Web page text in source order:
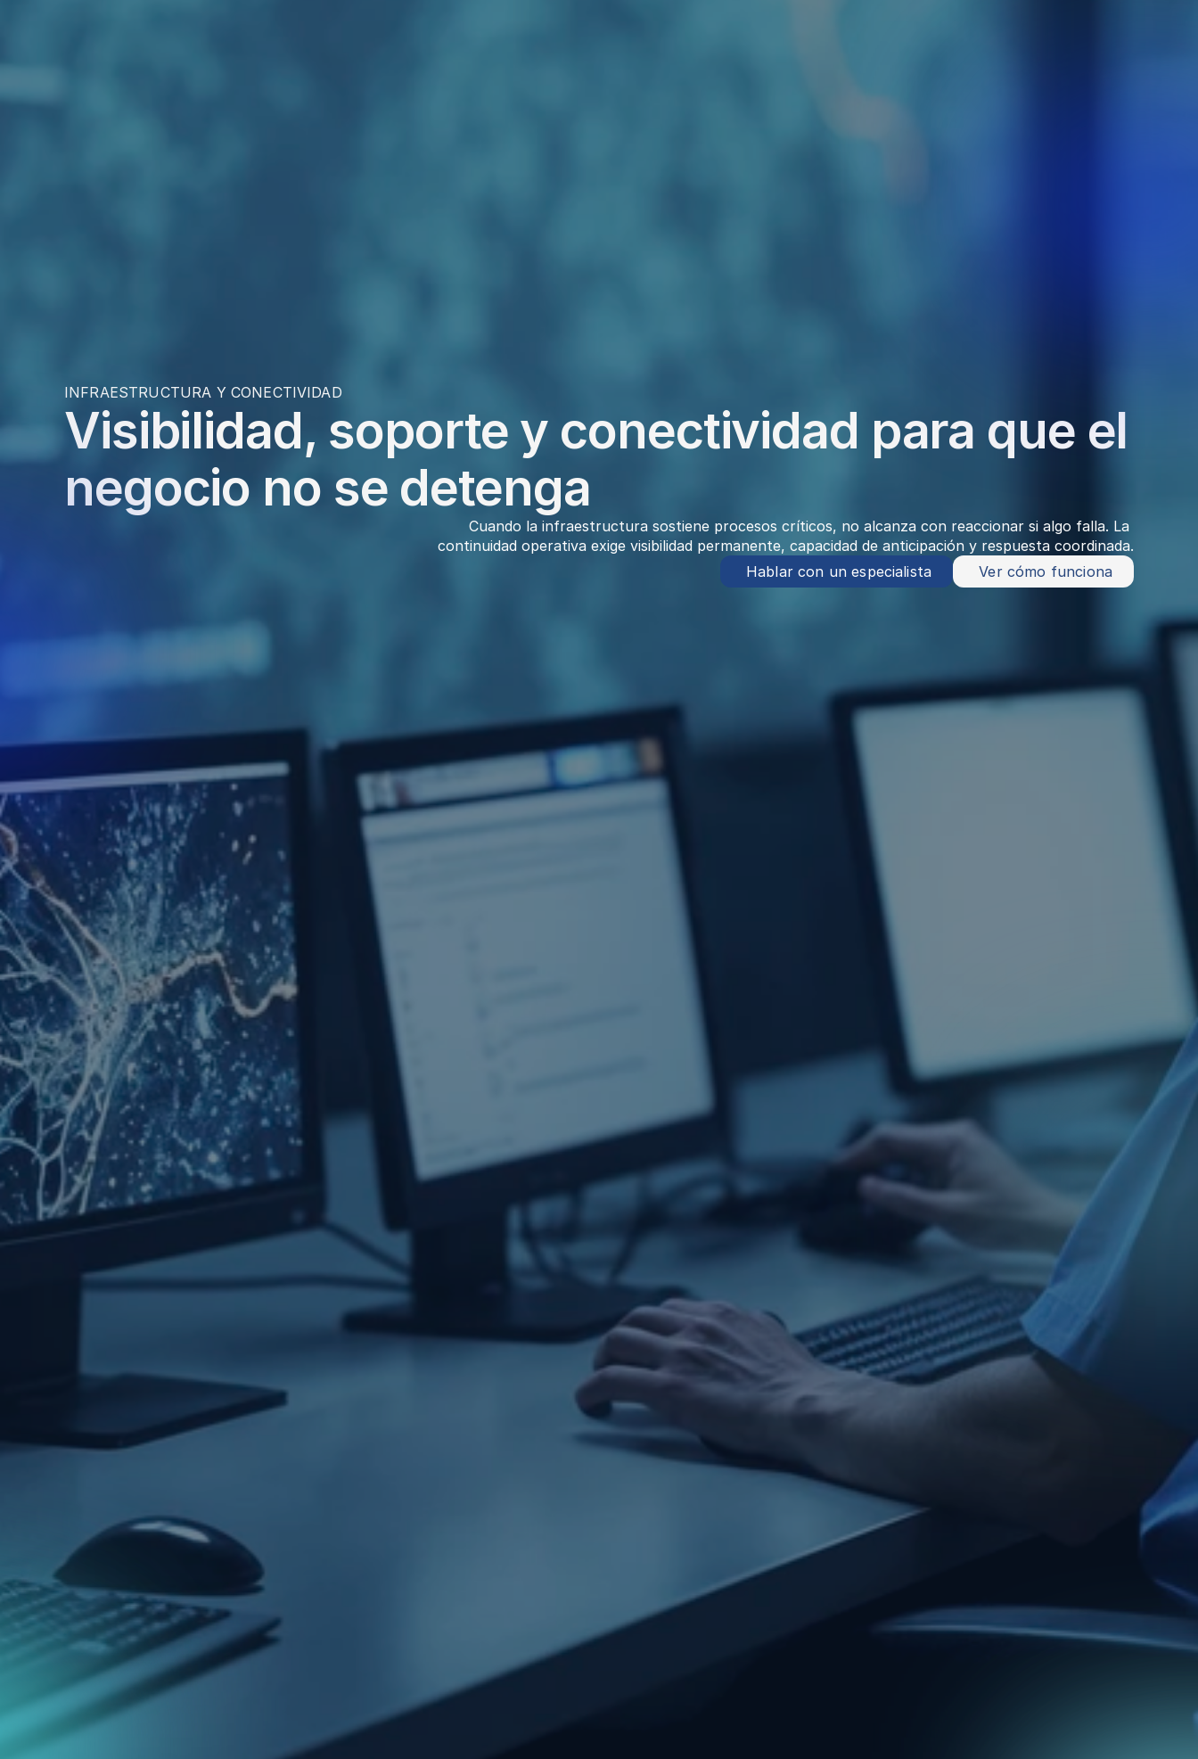
INFRAESTRUCTURA Y CONECTIVIDAD
Visibilidad, soporte y conectividad para que el
negocio no se detenga
Cuando la infraestructura sostiene procesos críticos, no alcanza con reaccionar si algo falla. La
continuidad operativa exige visibilidad permanente, capacidad de anticipación y respuesta coordinada.
Hablar con un especialista
Ver cómo funciona